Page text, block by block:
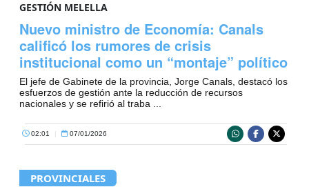
GESTIÓN MELELLA
Nuevo ministro de Economía: Canals
calificó los rumores de crisis
institucional como un “montaje” político
El jefe de Gabinete de la provincia, Jorge Canals, destacó los
esfuerzos de gestión ante la reducción de recursos
nacionales y se refirió al traba ...
02:01 | 07/01/2026
PROVINCIALES